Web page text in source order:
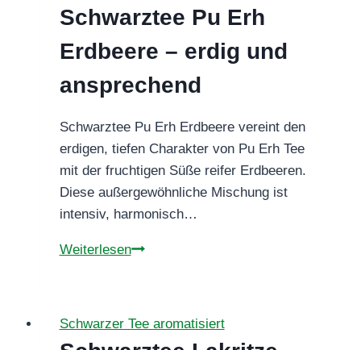
Traum
Schwarztee Pu Erh
Erdbeere – erdig und
ansprechend
Schwarztee Pu Erh Erdbeere vereint den
erdigen, tiefen Charakter von Pu Erh Tee
mit der fruchtigen Süße reifer Erdbeeren.
Diese außergewöhnliche Mischung ist
intensiv, harmonisch…
WeiterlesenSchwarztee
Schwarzer Tee aromatisiert